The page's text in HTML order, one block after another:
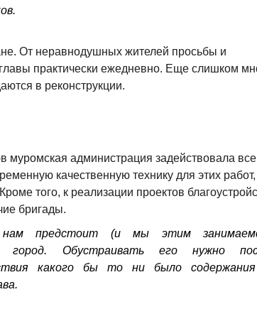
От неравнодушных жителей просьбы и
практически ежедневно. Еще слишком
в реконструкции.
администрация задействовала все
качественную технику для этих работ,
того, к реализации проектов
бригады.
предстоит (и мы этим
город. Обустраивать его нужно
какого бы то ни было